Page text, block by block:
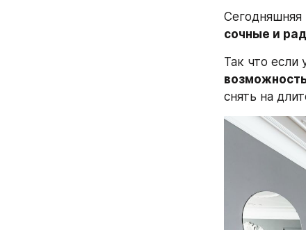
Сегодняшняя
сочные и
Так что если
снять на